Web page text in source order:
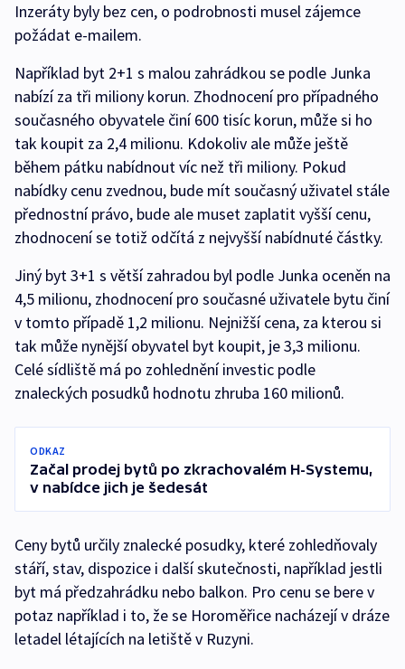
Inzeráty byly bez cen, o podrobnosti musel zájemce
požádat e-mailem.
Například byt 2+1 s malou zahrádkou se podle Junka
nabízí za tři miliony korun. Zhodnocení pro případného
současného obyvatele činí 600 tisíc korun, může si ho
tak koupit za 2,4 milionu. Kdokoliv ale může ještě
během pátku nabídnout víc než tři miliony. Pokud
nabídky cenu zvednou, bude mít současný uživatel stále
přednostní právo, bude ale muset zaplatit vyšší cenu,
zhodnocení se totiž odčítá z nejvyšší nabídnuté částky.
Jiný byt 3+1 s větší zahradou byl podle Junka oceněn na
4,5 milionu, zhodnocení pro současné uživatele bytu činí
v tomto případě 1,2 milionu. Nejnižší cena, za kterou si
tak může nynější obyvatel byt koupit, je 3,3 milionu.
Celé sídliště má po zohlednění investic podle
znaleckých posudků hodnotu zhruba 160 milionů.
ODKAZ
Začal prodej bytů po zkrachovalém H-Systemu,
v nabídce jich je šedesát
Ceny bytů určily znalecké posudky, které zohledňovaly
stáří, stav, dispozice i další skutečnosti, například jestli
byt má předzahrádku nebo balkon. Pro cenu se bere v
potaz například i to, že se Horoměřice nacházejí v dráze
letadel létajících na letiště v Ruzyni.